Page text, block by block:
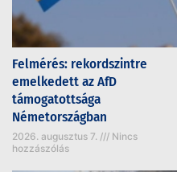
Felmérés: rekordszintre
emelkedett az AfD
támogatottsága
Németországban
2026. augusztus 7.
Nincs
hozzászólás